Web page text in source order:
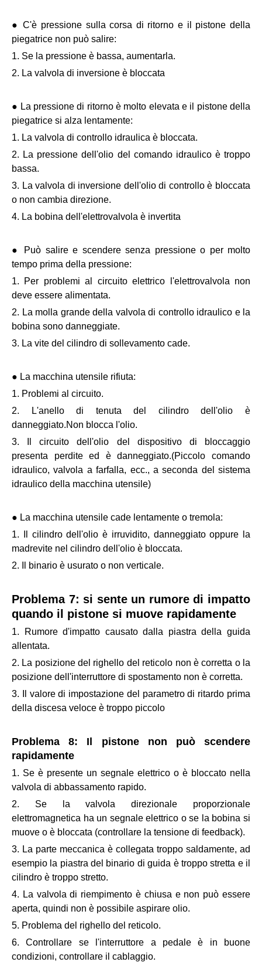
● C'è pressione sulla corsa di ritorno e il pistone della
piegatrice non può salire:
1. Se la pressione è bassa, aumentarla.
2. La valvola di inversione è bloccata
● La pressione di ritorno è molto elevata e il pistone della
piegatrice si alza lentamente:
1. La valvola di controllo idraulica è bloccata.
2. La pressione dell'olio del comando idraulico è troppo
bassa.
3. La valvola di inversione dell'olio di controllo è bloccata
o non cambia direzione.
4. La bobina dell'elettrovalvola è invertita
● Può salire e scendere senza pressione o per molto
tempo prima della pressione:
1. Per problemi al circuito elettrico l'elettrovalvola non
deve essere alimentata.
2. La molla grande della valvola di controllo idraulico e la
bobina sono danneggiate.
3. La vite del cilindro di sollevamento cade.
● La macchina utensile rifiuta:
1. Problemi al circuito.
2. L'anello di tenuta del cilindro dell'olio è
danneggiato.Non blocca l'olio.
3. Il circuito dell'olio del dispositivo di bloccaggio
presenta perdite ed è danneggiato.(Piccolo comando
idraulico, valvola a farfalla, ecc., a seconda del sistema
idraulico della macchina utensile)
● La macchina utensile cade lentamente o tremola:
1. Il cilindro dell'olio è irruvidito, danneggiato oppure la
madrevite nel cilindro dell'olio è bloccata.
2. Il binario è usurato o non verticale.
Problema 7: si sente un rumore di impatto
quando il pistone si muove rapidamente
1. Rumore d'impatto causato dalla piastra della guida
allentata.
2. La posizione del righello del reticolo non è corretta o la
posizione dell'interruttore di spostamento non è corretta.
3. Il valore di impostazione del parametro di ritardo prima
della discesa veloce è troppo piccolo
Problema 8: Il pistone non può scendere
rapidamente
1. Se è presente un segnale elettrico o è bloccato nella
valvola di abbassamento rapido.
2. Se la valvola direzionale proporzionale
elettromagnetica ha un segnale elettrico o se la bobina si
muove o è bloccata (controllare la tensione di feedback).
3. La parte meccanica è collegata troppo saldamente, ad
esempio la piastra del binario di guida è troppo stretta e il
cilindro è troppo stretto.
4. La valvola di riempimento è chiusa e non può essere
aperta, quindi non è possibile aspirare olio.
5. Problema del righello del reticolo.
6. Controllare se l'interruttore a pedale è in buone
condizioni, controllare il cablaggio.